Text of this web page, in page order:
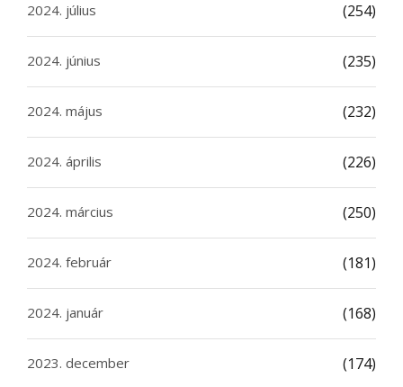
2024. július (254)
2024. június (235)
2024. május (232)
2024. április (226)
2024. március (250)
2024. február (181)
2024. január (168)
2023. december (174)